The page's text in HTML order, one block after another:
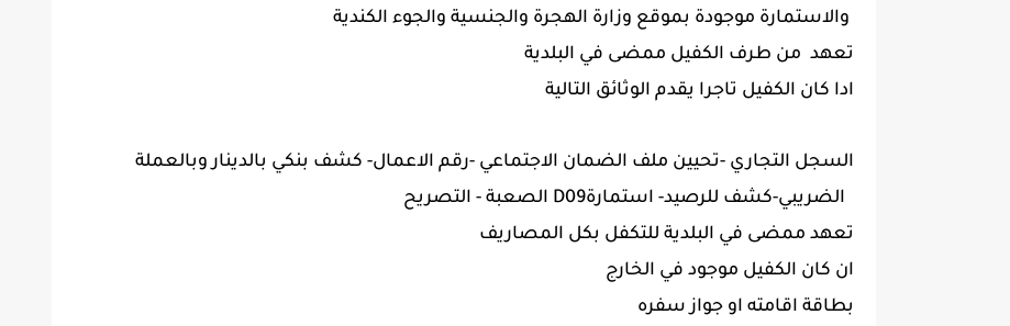
تعهد من طرف الكفيل ممضى في البلدية
ادا كان الكفيل تاجرا يقدم الوثائق التالية
السجل التجاري -تحيين ملف الضمان الاجتماعي -رقم الاعمال- كشف بنكي بالدينار وبالعملة
تعهد ممضى في البلدية للتكفل بكل المصاريف
ان كان الكفيل موجود في الخارج
بطاقة اقامته او جواز سفره